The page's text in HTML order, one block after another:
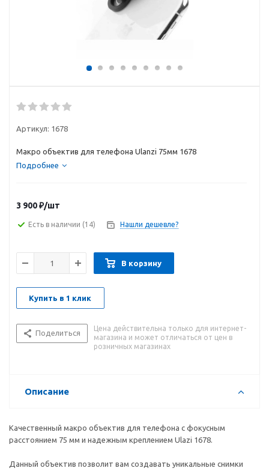
Артикул: 1678
Макро объектив для телефона Ulanzi 75мм 1678
Подробнее
3 900₽/шт
Есть в наличии (14) Нашли дешевле?
В корзину
Купить в 1 клик
Поделиться
Цена действительна только для интернет-
магазина и может отличаться от цен в
розничных магазинах
Описание
Качественный макро объектив для телефона с фокусным
расстоянием 75 мм и надежным креплением Ulazi 1678.
Данный объектив позволит вам создавать уникальные снимки